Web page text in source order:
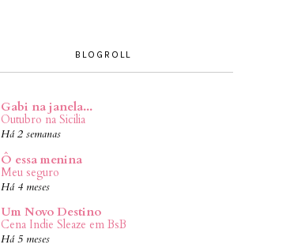
BLOGROLL
Gabi na janela...
Outubro na Sicilia
Há 2 semanas
Ô essa menina
Meu seguro
Há 4 meses
Um Novo Destino
Cena Indie Sleaze em BsB
Há 5 meses